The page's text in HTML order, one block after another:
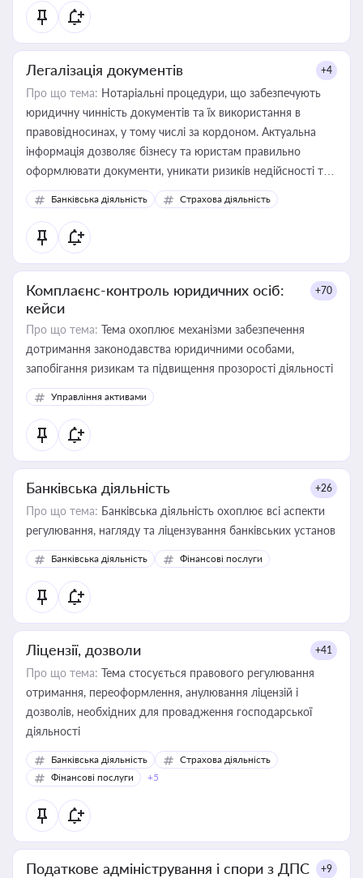
статусу суб'єктів оціночної діяльності
Легалізація документів +4
Про що тема: Нотаріальні процедури, що забезпечують
юридичну чинність документів та їх використання в
правовідносинах, у тому числі за кордоном. Актуальна
інформація дозволяє бізнесу та юристам правильно
оформлювати документи, уникати ризиків недійсності та
забезпечувати їх належне прийняття органами влади та
контрагентами
Банківська діяльність Страхова діяльність
Комплаєнс-контроль юридичних осіб:
кейси
+70
Про що тема: Тема охоплює механізми забезпечення
дотримання законодавства юридичними особами,
запобігання ризикам та підвищення прозорості діяльності
Управління активами
Банківська діяльність +26
Про що тема: Банківська діяльність охоплює всі аспекти
регулювання, нагляду та ліцензування банківських установ
Банківська діяльність Фінансові послуги
Ліцензії, дозволи +41
Про що тема: Тема стосується правового регулювання
отримання, переоформлення, анулювання ліцензій і
дозволів, необхідних для провадження господарської
діяльності
Банківська діяльність
Страхова діяльність
Фінансові послуги
+5
Податкове адміністрування і спори з ДПС +9